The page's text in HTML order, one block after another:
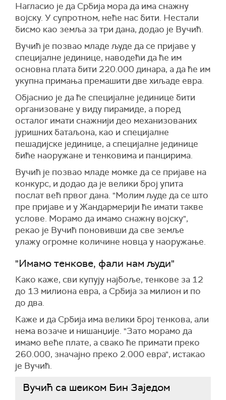
Нагласио је да Србија мора да има снажну
војску. У супротном, неће нас бити. Нестали
бисмо као земља за три дана, додао је Вучић.
Вучић је позвао младе људе да се пријаве у
специјалне јединице, наводећи да ће им
основна плата бити 220.000 динара, а да ће им
укупна примања премашити две хиљаде евра.
Објаснио је да ће специјалне јединице бити
организоване у виду пирамиде, а поред
осталог имати снажнији део механизованих
јуришних батаљона, као и специјалне
пешадијске јединице, а специјалне јединице
биће наоружане и тенковима и панцирима.
Вучић је позвао младе момке да се пријаве на
конкурс, и додао да је велики број упита
послат већ првог дана. "Молим људе да се што
пре пријаве и у Жандармерији ће имати такве
услове. Морамо да имамо снажну војску",
рекао је Вучић поновивши да све земље
улажу огромне количине новца у наоружање.
"Имамо тенкове, фали нам људи"
Како каже, сви купују најбоље, тенкове за 12
до 13 милиона евра, а Србија за милион и по
до два.
Каже и да Србија има велики број тенкова, али
нема возаче и нишанџије. "Зато морамо да
имамо веће плате, а свако ће примати преко
260.000, значајно преко 2.000 евра", истакао
је Вучић.
Вучић са шеиком Бин Заједом